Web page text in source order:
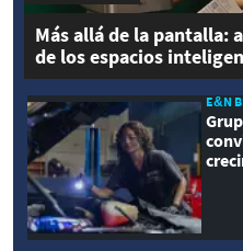
Más allá de la pantalla:
de los espacios
E&N